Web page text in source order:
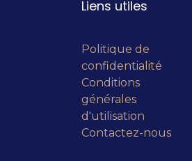
Liens utiles
Politique de
confidentialité
Conditions
générales
d'utilisation
Contactez-nous